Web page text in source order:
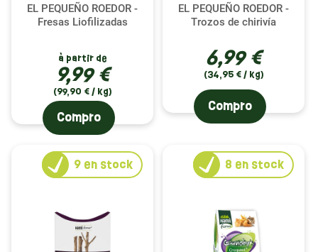
EL PEQUEÑO ROEDOR -
Fresas Liofilizadas
à partir de
9,99 €
(99,90 € / kg)
Compro
EL PEQUEÑO ROEDOR -
Trozos de chirivía
6,99 €
(34,95 € / kg)
Compro
9en stock 8 en stock